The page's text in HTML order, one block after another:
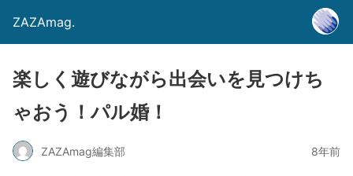
ZAZAmag.
楽しく遊びながら出会いを見つけち
ゃおう！パル婚！
ZAZAmag編集部 8年前